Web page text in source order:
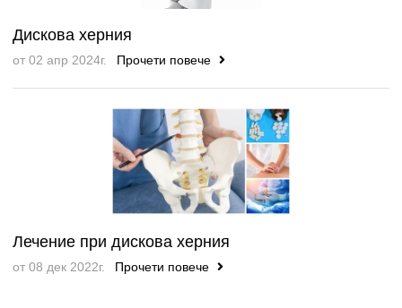
Дискова херния
от 02 апр 2024г. Прочети повече
Лечение при дискова херния
от 08 дек 2022г. Прочети повече